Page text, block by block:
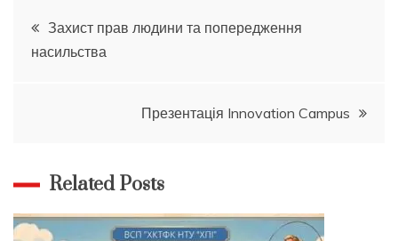
Навігація
записів
Захист прав людини та попередження
насильства
Презентація Innovation Campus
Related Posts